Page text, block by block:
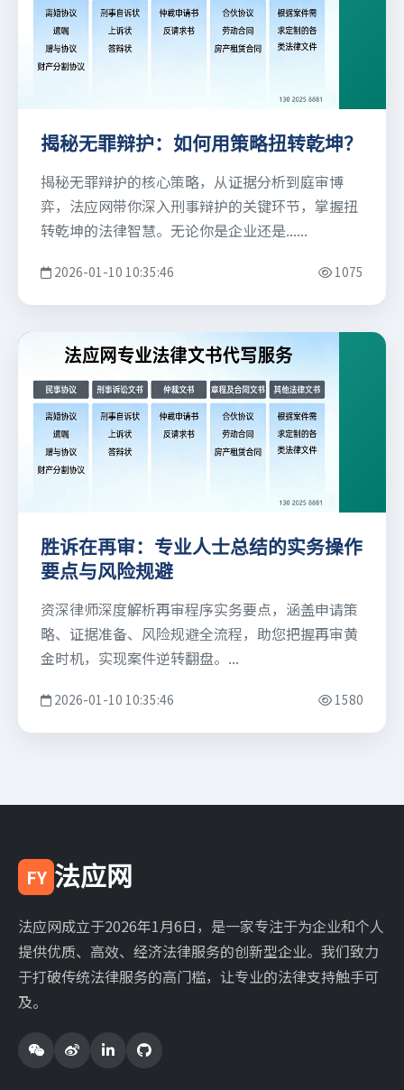
揭秘无罪辩护：如何用策略扭转乾坤？
揭秘无罪辩护的核心策略，从证据分析到庭审博
弈，法应网带你深入刑事辩护的关键环节，掌握扭
转乾坤的法律智慧。无论你是企业还是......
2026-01-10 10:35:46 1075
胜诉在再审：专业人士总结的实务操作
要点与风险规避
资深律师深度解析再审程序实务要点，涵盖申请策
略、证据准备、风险规避全流程，助您把握再审黄
金时机，实现案件逆转翻盘。...
2026-01-10 10:35:46 1580
FY 法应网
法应网成立于2026年1月6日，是一家专注于为企业和个人
提供优质、高效、经济法律服务的创新型企业。我们致力
于打破传统法律服务的高门槛，让专业的法律支持触手可
及。